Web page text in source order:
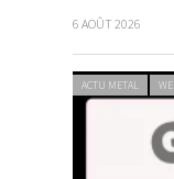
6 AOÛT 2026
ACTU METAL